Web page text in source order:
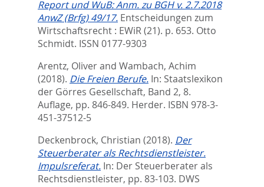
Report und WuB: Anm. zu BGH v. 2.7.2018
AnwZ (Brfg) 49/17. Entscheidungen zum
Wirtschaftsrecht : EWiR (21). p. 653. Otto
Schmidt. ISSN 0177-9303
Arentz, Oliverand Wambach, Achim
(2018). Die Freien Berufe. In: Staatslexikon
der Görres Gesellschaft, Band 2, 8.
Auflage, pp. 846-849. Herder. ISBN 978-3-
451-37512-5
Deckenbrock, Christian (2018). Der
Steuerberater als Rechtsdienstleister.
Impulsreferat. In: Der Steuerberater als
Rechtsdienstleister, pp. 83-103. DWS